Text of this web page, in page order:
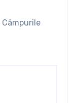
Câmpurile